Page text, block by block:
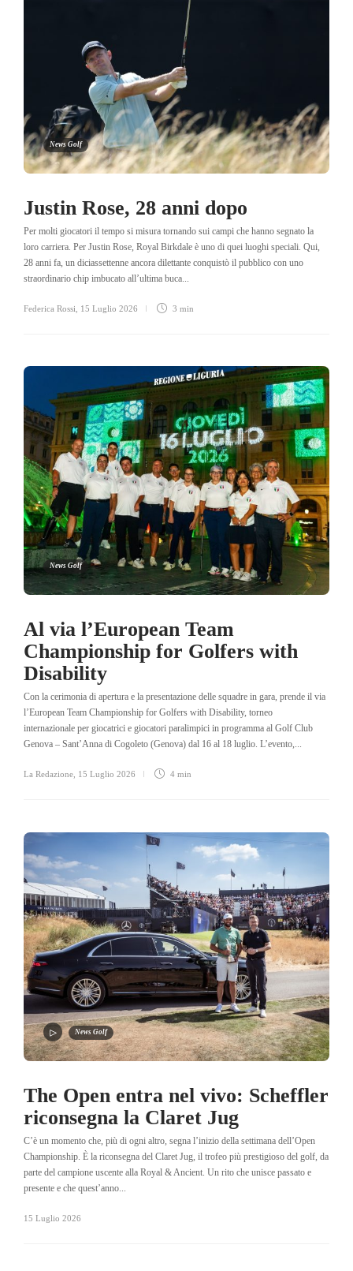
News Golf
Justin Rose, 28 anni dopo
Per molti giocatori il tempo si misura tornando sui campi che hanno segnato la
loro carriera. Per Justin Rose, Royal Birkdale è uno di quei luoghi speciali. Qui,
28 anni fa, un diciassettenne ancora dilettante conquistò il pubblico con uno
straordinario chip imbucato all’ultima buca...
Federica Rossi 15 Luglio 2026 3 min
News Golf
Al via l’European Team
Championship for Golfers with
Disability
Con la cerimonia di apertura e la presentazione delle squadre in gara, prende il via
l’European Team Championship for Golfers with Disability, torneo
internazionale per giocatrici e giocatori paralimpici in programma al Golf Club
Genova – Sant’Anna di Cogoleto (Genova) dal 16 al 18 luglio. L’evento,...
La Redazione, 15 Luglio 2026 4 min
News Golf
The Open entra nel vivo: Scheffler
riconsegna la Claret Jug
C’è un momento che, più di ogni altro, segna l’inizio della settimana dell’Open
Championship. È la riconsegna del Claret Jug, il trofeo più prestigioso del golf, da
parte del campione uscente alla Royal & Ancient. Un rito che unisce passato e
presente e che quest’anno...
15 Luglio 2026